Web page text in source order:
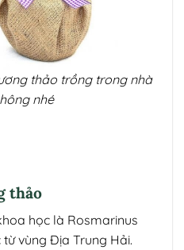
thảo trồng trong nhà
nhé
thảo
học là Rosmarinus
vùng Địa Trung Hải.